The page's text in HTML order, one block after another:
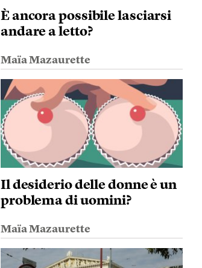
È ancora possibile lasciarsi
andare a letto?
Maïa Mazaurette
Il desiderio delle donne è un
problema di uomini?
Maïa Mazaurette